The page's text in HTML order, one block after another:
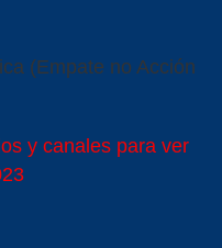
(Empate no Acción
y canales para ver